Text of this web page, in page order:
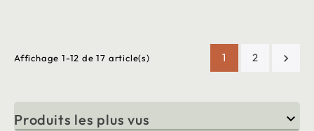
Affichage 1-12 de 17 article(s) 1 2 
Produits les plus vus 